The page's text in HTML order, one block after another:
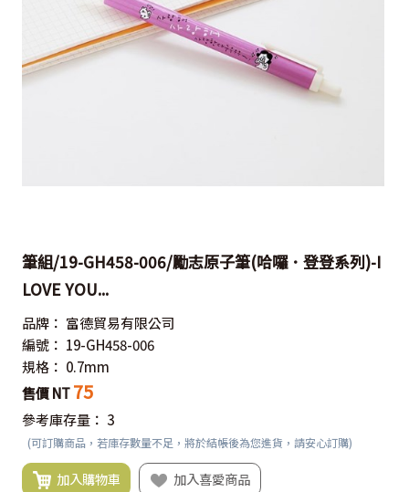
筆組/19-GH458-006/勵志原子筆(哈囉．登登系列)-I
LOVE YOU...
品牌： 富德貿易有限公司
編號： 19-GH458-006
規格： 0.7mm
售價 NT 75
參考庫存量： 3
(可訂購商品，若庫存數量不足，將於結帳後為您進貨，請安心訂購)
加入購物車 加入喜愛商品